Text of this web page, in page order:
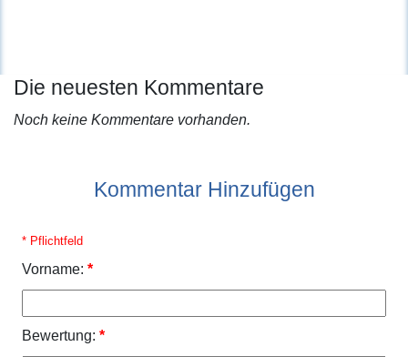
Die neuesten Kommentare
Noch keine Kommentare vorhanden.
Kommentar Hinzufügen
* Pflichtfeld
Vorname: *
Bewertung: *